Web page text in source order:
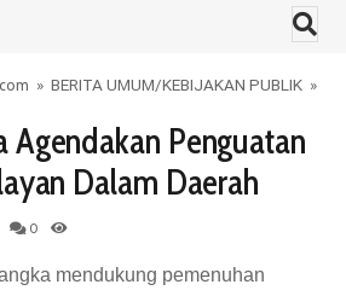
» BERITA UMUM/KEBIJAKAN PUBLIK »
Agendakan Penguatan
Dalam Daerah
0
mendukung pemenuhan